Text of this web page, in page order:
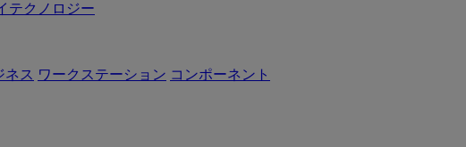
テクノロジー
ネス ワークステーション コンポーネント